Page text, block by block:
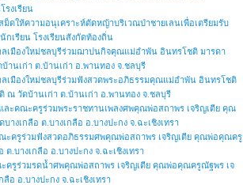
รงเรียน
ดให้ความอนุเคราะห์ตัดหญ้าบริเวณป่าชายเลนเพื่อเตรียมรับ
เรียน โรงเรียนสังกัดท้องถิ่น
ลเมืองใหม่ชลบุรีร่วมฌาปนกิจคุณแม่อำพัน อินทรโชติ มารดา
นเก่า ต.บ้านเก่า อ.พานทอง จ.ชลบุรี
ลเมืองใหม่ชลบุรีร่วมฟังสวดพระอภิธรรมคุณแม่อำพัน อินทรโชติ
ณ วัดบ้านเก่า ต.บ้านเก่า อ.พานทอง จ.ชลบุรี
ละคณะครูร่วมพระราชทานเพลงศพคุณพ่อสถาพร เจริญเตีย คุณ
งเกลือ ต.บางเกลือ อ.บางปะกง จ.ฉะเชิงเทรา
ณะครูร่วมฟังสวดอภิธรรมศพคุณพ่อสถาพร เจริญเตีย คุณพ่อคุณครู
.บางเกลือ อ.บางปะกง จ.ฉะเชิงเทรา
ะครูร่วมรดน้ำศพคุณพ่อสถาพร เจริญเตีย คุณพ่อคุณครูณัฐพร เจ
อ อ.บางปะกง จ.ฉะเชิงเทรา